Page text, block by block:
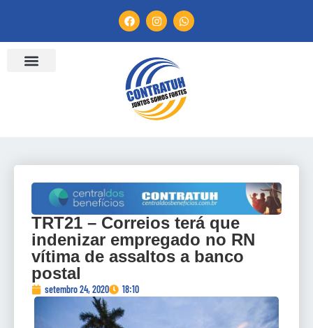
TRT21 – Correios terá que
indenizar empregado no RN
vítima de assaltos a banco
postal
setembro 24, 2020 18:10